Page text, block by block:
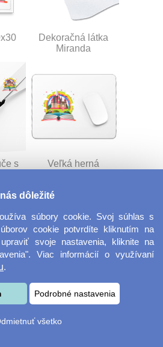
Dekoračná látka
Miranda
s
Veľká herná
Desiatový box
dôležité
súbory cookie. Svoj súhlas s
cookie potvrdíte kliknutím na
svoje nastavenia, kliknite na
Viac informácií o využívaní
.
Podrobné nastavenia
všetko